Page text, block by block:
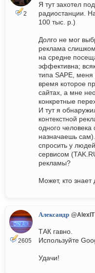
2
Я тут захотел
радиостанции.
100 тыс. р.)
Долго не мог
реклама
на средне
эффективна;
типа SAPE, меня
время которое
сайтах, а мне
конкретные
И тут я
контекстной
одного человека
назначаешь
спросить у
сервисом
рекламы?
Может, кто знает
2605
Александр @AlexIT
ТАК гавно.
Используйте
Удачи!